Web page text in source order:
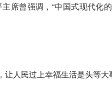
席曾强调，“中国式现代化
人民过上幸福生活是头等大